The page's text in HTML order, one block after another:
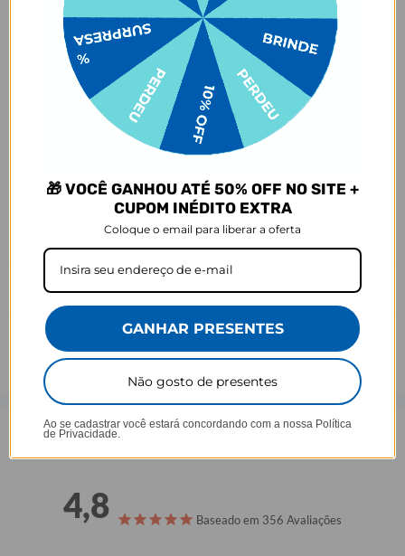
selecionada, mesmo quando não há customização com nome
- Por isso, é super importante conferir com atenção todos os
detalhes antes de finalizar a compra, como modelo, estampa e
variações escolhidas.
- Após o início da produção,
não é possível realizar
cancelamentos ou alterações
, pois o produto não pode retornar
fabricação, costura e montagem, e 6 meses contra defeitos de
*A imagem do produto é ilustrativa e pode variar de tonalidade e
cor de acordo com a configuração de cada tela.
Prazo de Postagem
Opinião dos consumidores
4,8 Baseado em 356 Avaliações
🎁 VOCÊ GANHOU ATÉ 50% OFF NO SITE +
CUPOM INÉDITO EXTRA
Coloque o email para liberar a oferta
GANHAR PRESENTES
Não gosto de presentes
Ao se cadastrar você estará concordando com a nossa Política
de Privacidade.